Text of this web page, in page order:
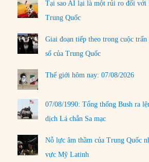
Tại sao AI lại là một rủi ro đối với
Trung Quốc
Giai đoạn tiếp theo trong cuộc trấn
số của Trung Quốc
Thế giới hôm nay: 07/08/2026
07/08/1990: Tổng thống Bush ra
dịch Lá chắn Sa mạc
Nỗ lực âm thầm của Trung Quốc
vực Mỹ Latinh